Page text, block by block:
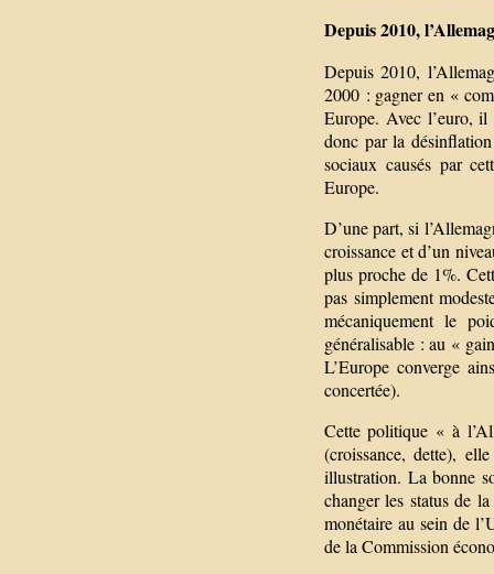
Depuis 2010,
Depuis 2010,
2000 : gagner en «
Europe. Avec l’euro, il
donc par la
sociaux causés par
Europe.
D’une part, si
croissance et d’un
plus proche de 1%.
pas simplement
mécaniquement le
généralisable : au «
L’Europe converge
concertée).
Cette politique « à
(croissance, dette),
illustration. La bonne
changer les status de
monétaire au sein de
de la Commission